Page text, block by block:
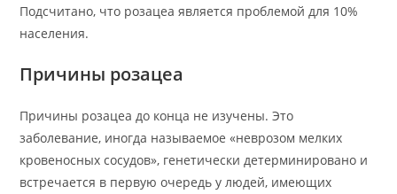
Подсчитано, что розацеа является проблемой для 10%
населения.
Причины розацеа
Причины розацеа до конца не изучены. Это
заболевание, иногда называемое «неврозом мелких
кровеносных сосудов», генетически детерминировано и
встречается в первую очередь у людей, имеющих